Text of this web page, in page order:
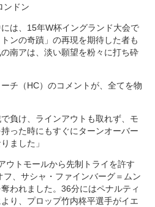
ドン
は、15年W杯イングランド大会で
ンの奇蹟」の再現を期待した者も
南アは、淡い願望を粉々に打ち砕
チ（HC）のコメントが、全てを物
負け、ラインアウトも取れず、モ
った時にもすぐにターンオーバー
ました」
トモールから先制トライを許す
、サシャ・ファインバーグ＝ムン
われました。36分にはペナルティ
り、プロップ竹内柊平選手がイエ